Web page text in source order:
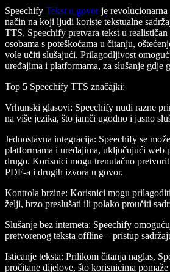
Speechify Tekst u govorje revolucionarna
način na koji ljudi koriste tekstualne
TTS, Speechify pretvara tekst u
osobama s poteškoćama u čitanju,
vole učiti slušajući. Prilagodljivost
uređajima i platformama, za slušanje gdje
Top 5 Speechify TTS značajki:
Vrhunski glasovi: Speechify nudi razne
na više jezika, što jamči ugodno i jasno
Jednostavna integracija: Speechify se
platformama i uređajima, uključujući web
drugo. Korisnici mogu trenutačno
PDF-a i drugih izvora u govor.
Kontrola brzine: Korisnici mogu
želji, brzo preslušati ili polako proučiti
Slušanje bez interneta: Speechify
pretvorenog teksta offline – pristup
Isticanje teksta: Prilikom čitanja naglas,
pročitane dijelove, što korisnicima